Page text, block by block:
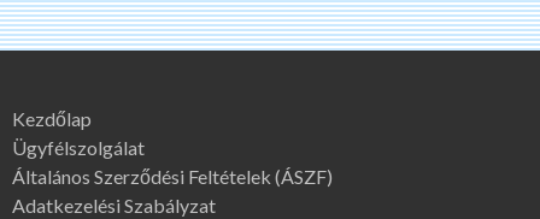
Kezdőlap
Ügyfélszolgálat
Általános Szerződési Feltételek (ÁSZF)
Adatkezelési Szabályzat